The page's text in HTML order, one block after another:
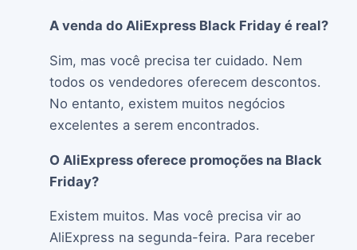
A venda do AliExpress Black Friday é real?
Sim, mas você precisa ter cuidado. Nem
todos os vendedores oferecem descontos.
No entanto, existem muitos negócios
excelentes a serem encontrados.
O AliExpress oferece promoções na Black
Friday?
Existem muitos. Mas você precisa vir ao
AliExpress na segunda-feira. Para receber